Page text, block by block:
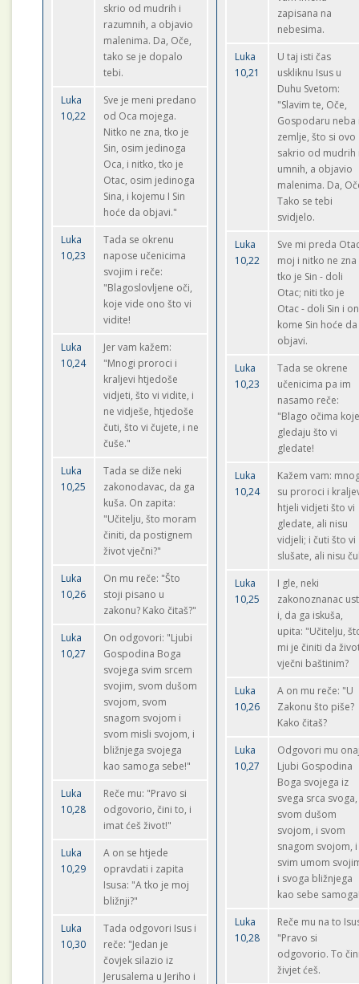
skrio od mudrih i
razumnih, a objavio
malenima. Da, Oče,
tako se je dopalo
tebi.
Luka
10,22
Sve je meni predano
od Oca mojega.
Nitko ne zna, tko je
Sin, osim jedinoga
Oca, i nitko, tko je
Otac, osim jedinoga
Sina, i kojemu I Sin
hoće da objavi."
Luka
10,23
Tada se okrenu
napose učenicima
svojim i reče:
"Blagoslovljene oči,
koje vide ono što vi
vidite!
Luka
10,24
Jer vam kažem:
"Mnogi proroci i
kraljevi htjedoše
vidjeti, što vi vidite, i
ne vidješe, htjedoše
čuti, što vi čujete, i ne
čuše."
Luka
10,25
Tada se diže neki
zakonodavac, da ga
kuša. On zapita:
"Učitelju, što moram
činiti, da postignem
život vječni?"
Luka
10,26
On mu reče: "Što
stoji pisano u
zakonu? Kako čitaš?"
Luka
10,27
On odgovori: "Ljubi
Gospodina Boga
svojega svim srcem
svojim, svom dušom
svojom, svom
snagom svojom i
svom misli svojom, i
bližnjega svojega
kao samoga sebe!"
Luka
10,28
Reče mu: "Pravo si
odgovorio, čini to, i
imat ćeš život!"
Luka
10,29
A on se htjede
opravdati i zapita
Isusa: "A tko je moj
bližnji?"
Luka
10,30
Tada odgovori Isus i
reče: "Jedan je
čovjek silazio iz
Jerusalema u Jeriho i
zapisana na
nebesima.
Luka
10,21
U taj isti čas
uskliknu Isus u
Duhu Svetom:
"Slavim te, Oče,
Gospodaru neba
zemlje, što si ovo
sakrio od mudrih
umnih, a objavio
malenima. Da,
Tako se tebi
svidjelo.
Luka
10,22
Sve mi preda
moj i nitko ne zna
tko je Sin - doli
Otac; niti tko je
Otac - doli Sin i
kome Sin hoće da
objavi.
Luka
10,23
Tada se okrene
učenicima pa im
nasamo reče:
"Blago očima
gledaju što vi
gledate!
Luka
10,24
Kažem vam:
su proroci i
htjeli vidjeti što vi
gledate, ali nisu
vidjeli; i čuti što vi
slušate, ali nisu
Luka
10,25
I gle, neki
zakonoznanac
i, da ga iskuša,
upita: "Učitelju,
mi je činiti da
vječni baštinim?
Luka
10,26
A on mu reče: "U
Zakonu što piše?
Kako čitaš?
Luka
10,27
Odgovori mu
Ljubi Gospodina
Boga svojega iz
svega srca
svom dušom
svojom, i svom
snagom svojom, i
svim umom
i svoga bližnjega
kao sebe
Luka
10,28
Reče mu na to
"Pravo si
odgovorio. To
živjet ćeš.